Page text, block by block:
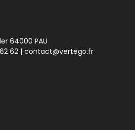
64000 PAU
62 | contact@vertego.fr